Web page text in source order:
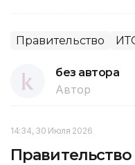
Правительство
без автора
Автор
14:34, 30 Июля 2026